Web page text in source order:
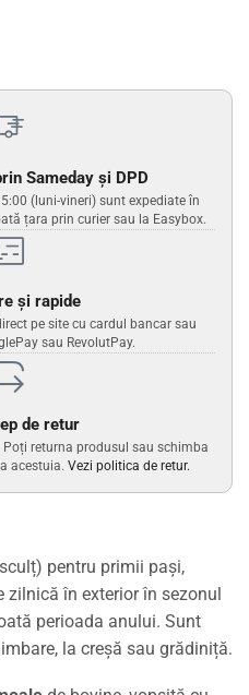
Sameday și DPD
(luni-vineri) sunt expediate în
țara prin curier sau la Easybox.
și rapide
pe site cu cardul bancar sau
sau RevolutPay.
de retur
returna produsul sau schimba
acestuia. Vezi politica de retur.
pentru primii pași,
zilnică în exterior în sezonul
perioada anului. Sunt
la creșă sau grădiniță.